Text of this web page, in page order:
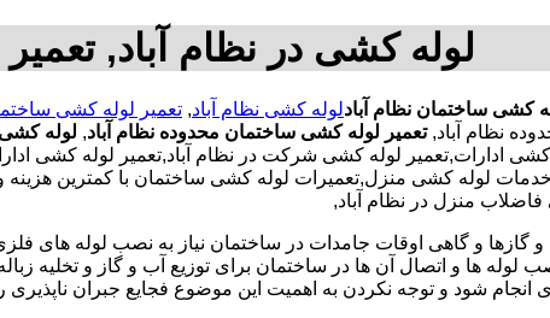
لوله کشی در نظام آباد,
کشی ساختمان نظام آبادلوله کشی نظام آباد, تعمیر لوله کشی
نظام آباد,تعمیر لوله کشی ساختمان محدوده نظام آباد, لوله کشی
ادارات,تعمیر لوله کشی شرکت در نظام آباد,تعمیر لوله کشی
لوله کشی منزل,تعمیرات لوله کشی ساختمان با کمترین
منزل در نظام آباد,
و گازها و گاهی اوقات جامدات در ساختمان نیاز به نصب لوله های
ها و اتصال آن ها در ساختمان برای توزیع آب و گاز و تخلیه
شود و توجه نکردن به اهمیت این موضوع فجایع جبران ناپذیری